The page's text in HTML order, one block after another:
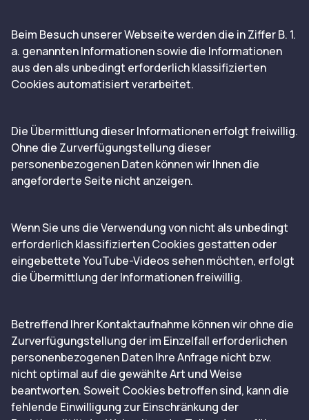
Beim Besuch unserer Webseite werden die in Ziffer B. 1.
a. genannten Informationen sowie die Informationen
aus den als unbedingt erforderlich klassifizierten
Cookies automatisiert verarbeitet.
Die Übermittlung dieser Informationen erfolgt freiwillig.
Ohne die Zurverfügungstellung dieser
personenbezogenen Daten können wir Ihnen die
angeforderte Seite nicht anzeigen.
Wenn Sie uns die Verwendung von nicht als unbedingt
erforderlich klassifizierten Cookies gestatten oder
eingebettete YouTube-Videos sehen möchten, erfolgt
die Übermittlung der Informationen freiwillig.
Betreffend Ihrer Kontaktaufnahme können wir ohne die
Zurverfügungstellung der im Einzelfall erforderlichen
personenbezogenen Daten Ihre Anfrage nicht bzw.
nicht optimal auf die gewählte Art und Weise
beantworten. Soweit Cookies betroffen sind, kann die
fehlende Einwilligung zur Einschränkung der